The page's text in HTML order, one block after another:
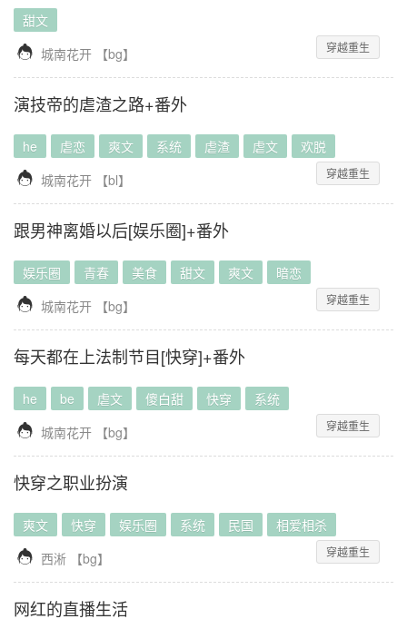
甜文
 城南花开 【bg】 穿越重生
演技帝的虐渣之路+番外
he 虐恋 爽文 系统 虐渣 虐文 欢脱
 城南花开 【bl】 穿越重生
跟男神离婚以后[娱乐圈]+番外
娱乐圈 青春 美食 甜文 爽文 暗恋
 城南花开 【bg】 穿越重生
每天都在上法制节目[快穿]+番外
he be 虐文 傻白甜 快穿 系统
 城南花开 【bg】 穿越重生
快穿之职业扮演
爽文 快穿 娱乐圈 系统 民国 相爱相杀
 西淅 【bg】 穿越重生
网红的直播生活